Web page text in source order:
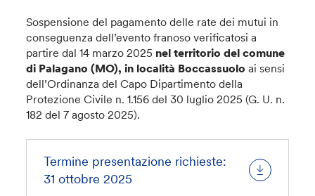
Sospensione del pagamento delle rate dei mutui in
conseguenza dell’evento franoso verificatosi a
partire dal 14 marzo 2025 nel territorio del comune
di Palagano (MO), in località Boccassuolo ai sensi
dell’Ordinanza del Capo Dipartimento della
Protezione Civile n. 1.156 del 30 luglio 2025 (G. U. n.
182 del 7 agosto 2025).
Termine presentazione richieste:
31 ottobre 2025